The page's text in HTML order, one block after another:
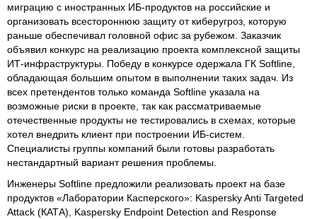
миграцию с иностранных ИБ-продуктов на российские и
организовать всестороннюю защиту от киберугроз, которую
раньше обеспечивал головной офис за рубежом. Заказчик
объявил конкурс на реализацию проекта комплексной защиты
ИТ-инфраструктуры. Победу в конкурсе одержала ГК Softline,
обладающая большим опытом в выполнении таких задач. Из
всех претендентов только команда Softline указала на
возможные риски в проекте, так как рассматриваемые
отечественные продукты не тестировались в схемах, которые
хотел внедрить клиент при построении ИБ-систем.
Специалисты группы компаний были готовы разработать
нестандартный вариант решения проблемы.
Инженеры Softline предложили реализовать проект на базе
продуктов «Лаборатории Касперского»: Kaspersky Anti Targeted
Attack (КАТА), Kaspersky Endpoint Detection and Response